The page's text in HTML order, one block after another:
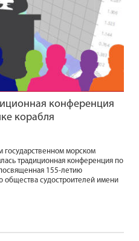
конференция
корабля
государственном морском
традиционная конференция по
155-летию
общества судостроителей имени